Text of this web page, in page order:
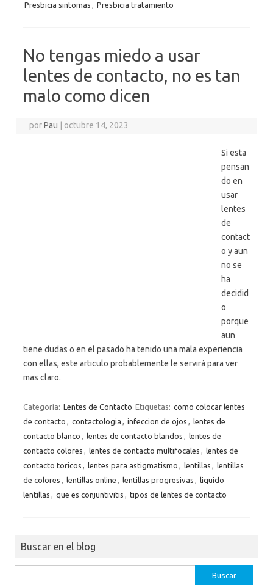
Presbicia sintomas , Presbicia tratamiento
No tengas miedo a usar
lentes de contacto, no es tan
malo como dicen
porPau octubre 14, 2023
Si esta
pensan
do en
usar
lentes
de
contact
o y aun
no se
ha
decidid
o
porque
aun
tiene dudas o en el pasado ha tenido una mala experiencia
con ellas, este articulo probablemente le servirá para ver
mas claro.
Categoría: Lentes de Contacto Etiquetas: como colocar lentes
de contacto , contactologia , infeccion de ojos , lentes de
contacto blanco , lentes de contacto blandos , lentes de
contacto colores , lentes de contacto multifocales , lentes de
contacto toricos , lentes para astigmatismo , lentillas , lentillas
de colores , lentillas online , lentillas progresivas , liquido
lentillas , que es conjuntivitis , tipos de lentes de contacto
Buscar en el blog